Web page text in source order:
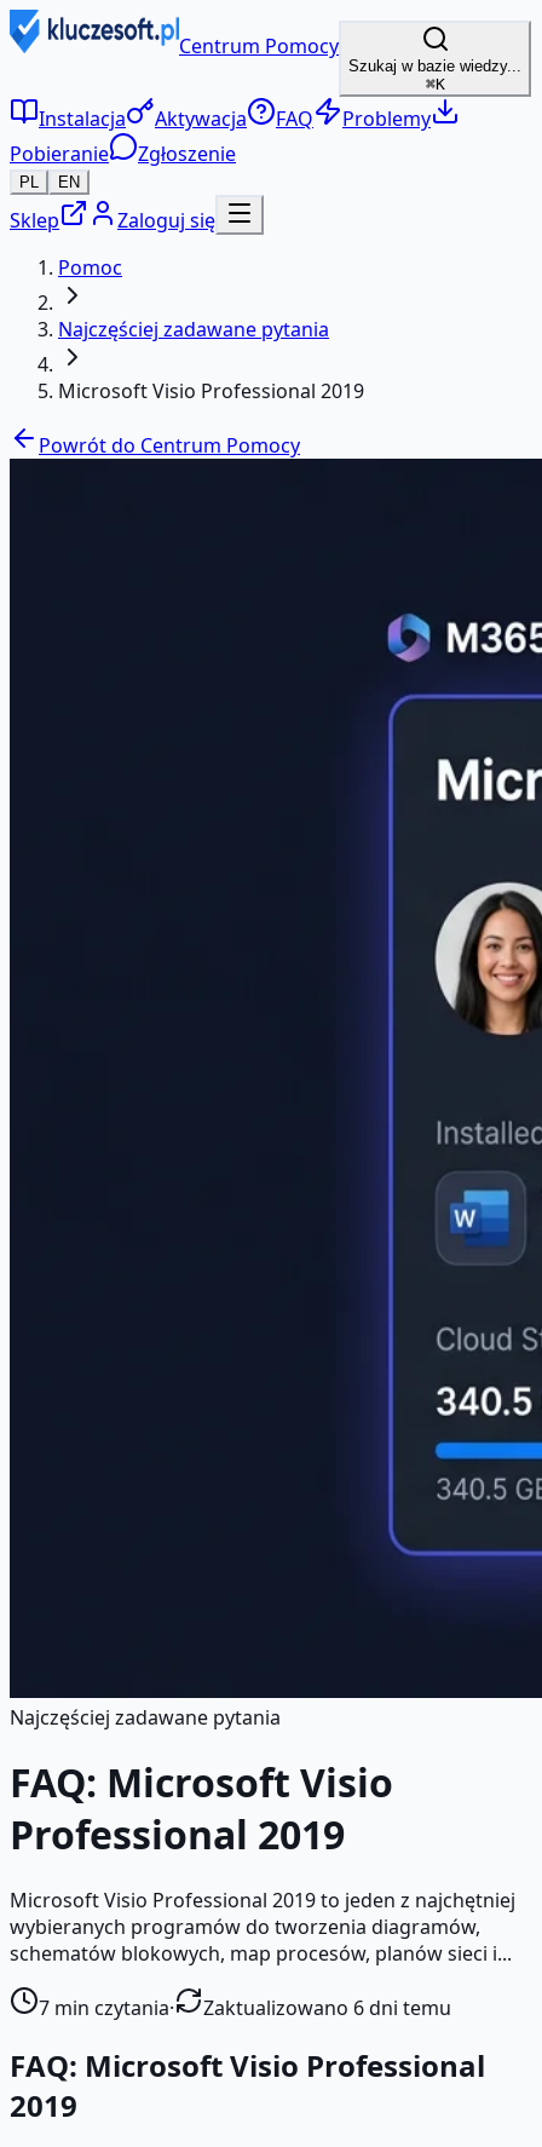
Centrum Pomocy
Szukaj w bazie wiedzy...
⌘K
Instalacja Aktywacja FAQ
Problemy
Pobieranie
Zgłoszenie
PL EN
Sklep
Zaloguj się
Pomoc
Najczęściej zadawane pytania
Microsoft Visio Professional 2019
Powrót do Centrum Pomocy
Najczęściej zadawane pytania
FAQ: Microsoft Visio
Professional 2019
Microsoft Visio Professional 2019 to jeden z najchętniej
wybieranych programów do tworzenia diagramów,
schematów blokowych, map procesów, planów sieci i...
7 min czytania· Zaktualizowano 6 dni temu
FAQ: Microsoft Visio Professional
2019